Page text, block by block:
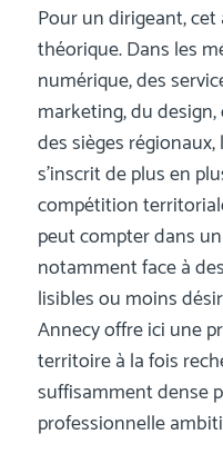
Pour un dirigeant,
théorique. Dans les
numérique, des
marketing, du
des sièges
s’inscrit de plus en
compétition
peut compter dans
notamment face à
lisibles ou moins
Annecy offre ici une
territoire à la fois
suffisamment dense
professionnelle